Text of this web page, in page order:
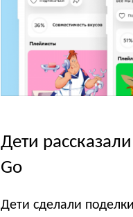
Дети
Go
Дети сделали